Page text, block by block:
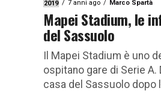
2019 7 anni ago Marco Spartà
Mapei Stadium, le
del Sassuolo
Il Mapei Stadium è uno
ospitano gare di Serie A.
casa del Sassuolo dopo